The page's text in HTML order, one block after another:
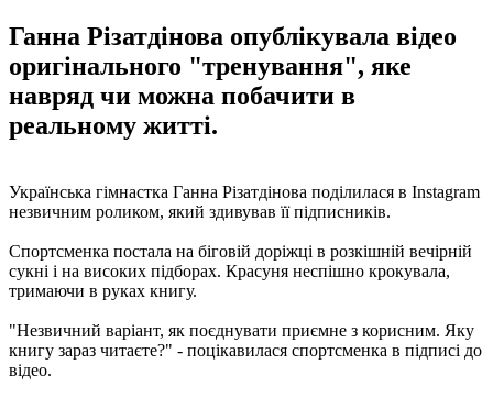
Ганна Різатдінова опублікувала відео
оригінального "тренування", яке
навряд чи можна побачити в
реальному житті.
Українська гімнастка Ганна Різатдінова поділилася в Instagram
незвичним роликом, який здивував її підписників.
Спортсменка постала на біговій доріжці в розкішній вечірній
сукні і на високих підборах. Красуня неспішно крокувала,
тримаючи в руках книгу.
"Незвичний варіант, як поєднувати приємне з корисним. Яку
книгу зараз читаєте?" - поцікавилася спортсменка в підписі до
відео.